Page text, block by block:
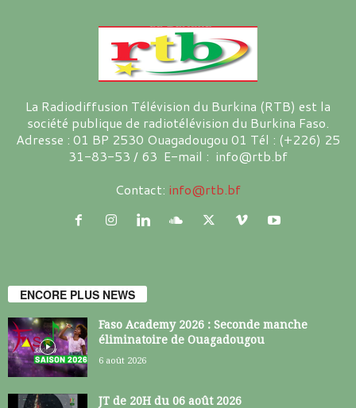
La Radiodiffusion Télévision du Burkina (RTB) est la
société publique de radiotélévision du Burkina Faso.
Adresse : 01 BP 2530 Ouagadougou 01 Tél : (+226) 25
31-83-53 / 63 E-mail : info@rtb.bf
Contact: info@rtb.bf
ENCORE PLUS NEWS
Faso Academy 2026 : Seconde manche
éliminatoire de Ouagadougou
6 août 2026
JT de 20H du 06 août 2026